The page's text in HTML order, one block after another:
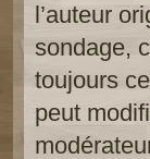
l’auteur
sondage,
toujours
peut